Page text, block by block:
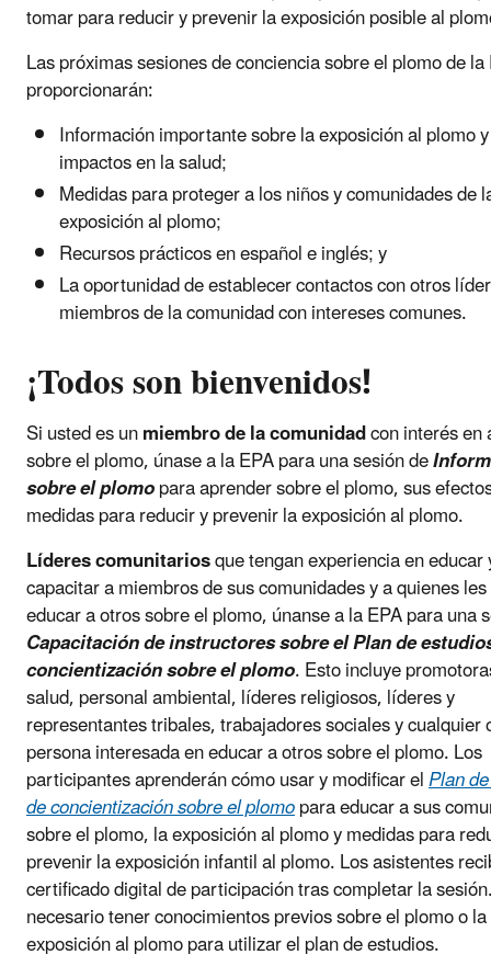
tomar para reducir y prevenir la exposición posible al
Las próximas sesiones de conciencia sobre el plomo de
proporcionarán:
Información importante sobre la exposición al plomo
impactos en la salud;
Medidas para proteger a los niños y comunidades de
exposición al plomo;
Recursos prácticos en español e inglés; y
La oportunidad de establecer contactos con otros
miembros de la comunidad con intereses comunes.
¡Todos son bienvenidos!
Si usted es unmiembro de la comunidadcon interés
sobre el plomo, únase a la EPA para una sesión de
sobre el plomopara aprender sobre el plomo, sus
medidas para reducir y prevenir la exposición al plomo.
Líderes comunitariosque tengan experiencia en educar
capacitar a miembros de sus comunidades y a quienes
educar a otros sobre el plomo, únanse a la EPA para una
Capacitación de instructores sobre el Plan de
concientización sobre el plomo. Esto incluye
salud, personal ambiental, líderes religiosos, líderes y
representantes tribales, trabajadores sociales y cualquier
persona interesada en educar a otros sobre el plomo. Los
participantes aprenderán cómo usar y modificar elPlan
de concientización sobre el plomopara educar a sus
sobre el plomo, la exposición al plomo y medidas para
prevenir la exposición infantil al plomo. Los asistentes
certificado digital de participación tras completar la
necesario tener conocimientos previos sobre el plomo o la
exposición al plomo para utilizar el plan de estudios.